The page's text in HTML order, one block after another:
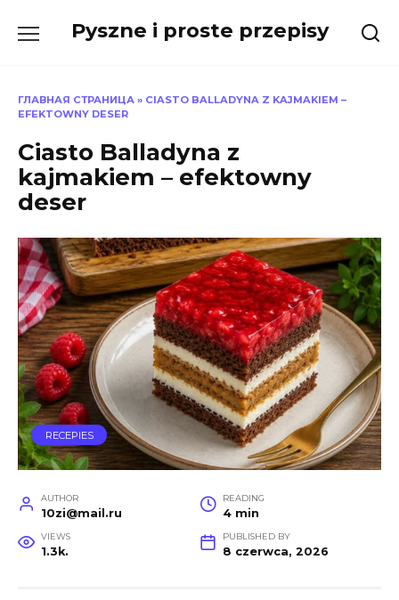
Pyszne i proste przepisy
ГЛАВНАЯ СТРАНИЦА » CIASTO BALLADYNA Z KAJMAKIEM –
EFEKTOWNY DESER
Ciasto Balladyna z
kajmakiem – efektowny
deser
RECEPIES
AUTHOR
10zi@mail.ru
READING
4 min
VIEWS
1.3k.
PUBLISHED BY
8 czerwca, 2026